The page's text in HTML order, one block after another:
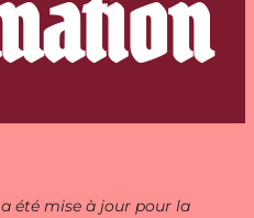
été mise à jour pour la